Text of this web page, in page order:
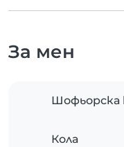
За мен
Шофьорска
Кола